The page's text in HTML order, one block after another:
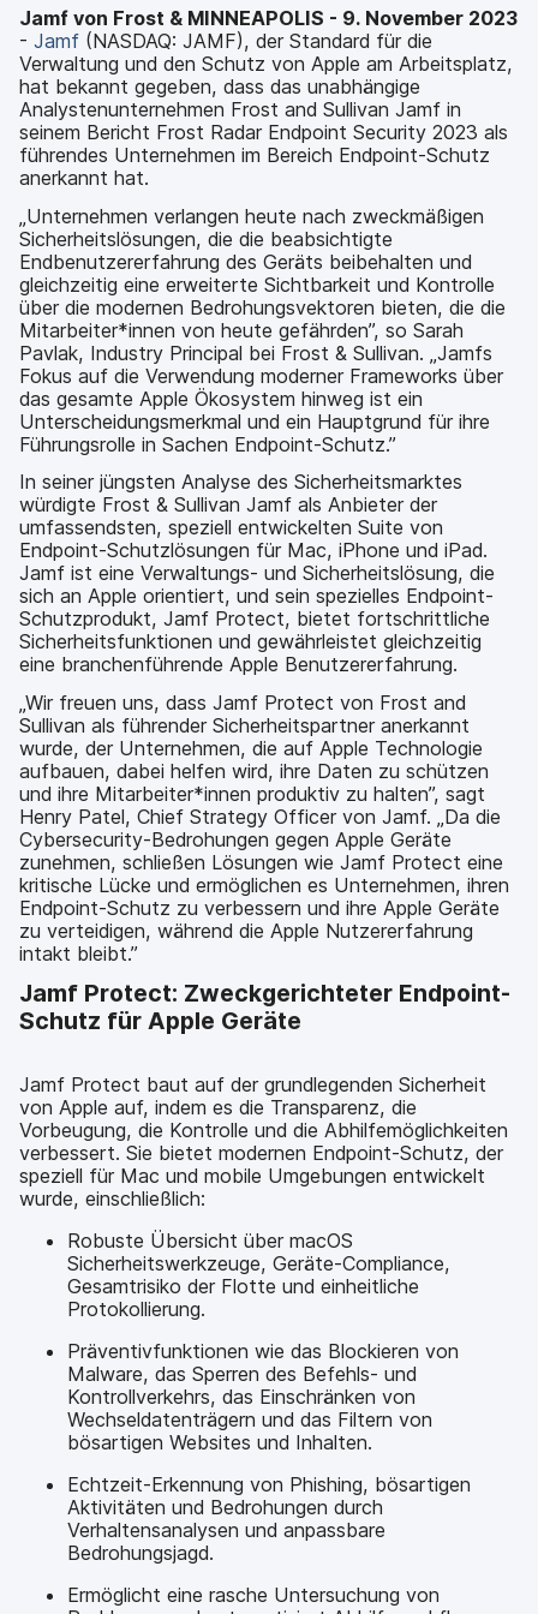
u
p
t
i
n
h
a
t
e
n
Jamf von Frost & MINNEAPOLIS - 9. November 2023
- Jamf (NASDAQ: JAMF), der Standard für die
Verwaltung und den Schutz von Apple am Arbeitsplatz,
hat bekannt gegeben, dass das unabhängige
Analystenunternehmen Frost and Sullivan Jamf in
seinem Bericht Frost Radar Endpoint Security 2023 als
führendes Unternehmen im Bereich Endpoint-Schutz
anerkannt hat.
„Unternehmen verlangen heute nach zweckmäßigen
Sicherheitslösungen, die die beabsichtigte
Endbenutzererfahrung des Geräts beibehalten und
gleichzeitig eine erweiterte Sichtbarkeit und Kontrolle
über die modernen Bedrohungsvektoren bieten, die die
Mitarbeiter*innen von heute gefährden”, so Sarah
Pavlak, Industry Principal bei Frost & Sullivan. „Jamfs
Fokus auf die Verwendung moderner Frameworks über
das gesamte Apple Ökosystem hinweg ist ein
Unterscheidungsmerkmal und ein Hauptgrund für ihre
Führungsrolle in Sachen Endpoint-Schutz.”
In seiner jüngsten Analyse des Sicherheitsmarktes
würdigte Frost & Sullivan Jamf als Anbieter der
umfassendsten, speziell entwickelten Suite von
Endpoint-Schutzlösungen für Mac, iPhone und iPad.
Jamf ist eine Verwaltungs- und Sicherheitslösung, die
sich an Apple orientiert, und sein spezielles Endpoint-
Schutzprodukt, Jamf Protect, bietet fortschrittliche
Sicherheitsfunktionen und gewährleistet gleichzeitig
eine branchenführende Apple Benutzererfahrung.
„Wir freuen uns, dass Jamf Protect von Frost and
Sullivan als führender Sicherheitspartner anerkannt
wurde, der Unternehmen, die auf Apple Technologie
aufbauen, dabei helfen wird, ihre Daten zu schützen
und ihre Mitarbeiter*innen produktiv zu halten”, sagt
Henry Patel, Chief Strategy Officer von Jamf. „Da die
Cybersecurity-Bedrohungen gegen Apple Geräte
zunehmen, schließen Lösungen wie Jamf Protect eine
kritische Lücke und ermöglichen es Unternehmen, ihren
Endpoint-Schutz zu verbessern und ihre Apple Geräte
zu verteidigen, während die Apple Nutzererfahrung
intakt bleibt.”
Jamf Protect: Zweckgerichteter Endpoint-
Schutz für Apple Geräte
Jamf Protect baut auf der grundlegenden Sicherheit
von Apple auf, indem es die Transparenz, die
Vorbeugung, die Kontrolle und die Abhilfemöglichkeiten
verbessert. Sie bietet modernen Endpoint-Schutz, der
speziell für Mac und mobile Umgebungen entwickelt
wurde, einschließlich:
Robuste Übersicht über macOS
Sicherheitswerkzeuge, Geräte-Compliance,
Gesamtrisiko der Flotte und einheitliche
Protokollierung.
Präventivfunktionen wie das Blockieren von
Malware, das Sperren des Befehls- und
Kontrollverkehrs, das Einschränken von
Wechseldatenträgern und das Filtern von
bösartigen Websites und Inhalten.
Echtzeit-Erkennung von Phishing, bösartigen
Aktivitäten und Bedrohungen durch
Verhaltensanalysen und anpassbare
Bedrohungsjagd.
Ermöglicht eine rasche Untersuchung von